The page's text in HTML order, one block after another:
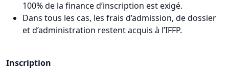
100% de la finance d’inscription est exigé.
Dans tous les cas, les frais d’admission, de dossier
et d’administration restent acquis à l’IFFP.
Inscription